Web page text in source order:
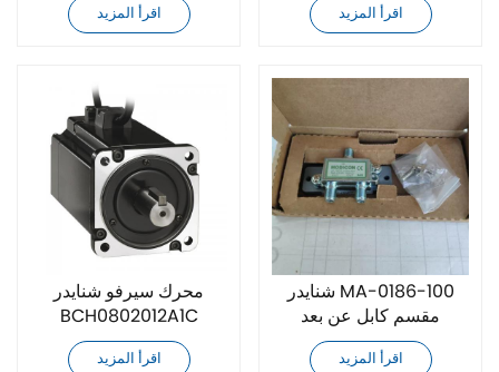
اقرأ المزيد اقرأ المزيد
محرك سيرفو شنايدر
BCH0802012A1C
اقرأ المزيد
شنايدر MA-0186-100
مقسم كابل عن بعد
اقرأ المزيد